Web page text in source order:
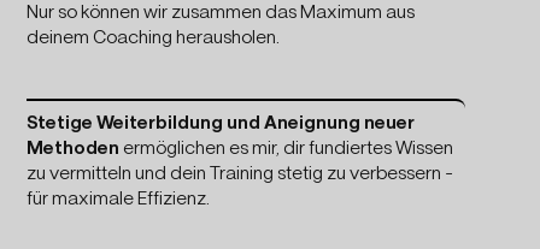
Nur so können wir zusammen das Maximum aus
deinem Coaching herausholen.
Stetige Weiterbildung und Aneignung neuer
Methoden ermöglichen es mir, dir fundiertes Wissen
zu vermitteln und dein Training stetig zu verbessern -
für maximale Effizienz.